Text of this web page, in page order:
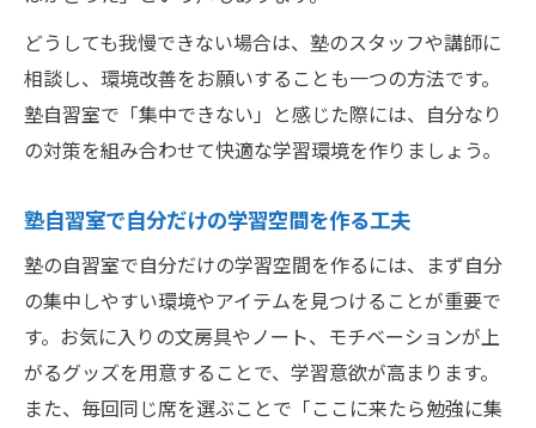
どうしても我慢できない場合は、塾のスタッフや講師に
相談し、環境改善をお願いすることも一つの方法です。
塾自習室で「集中できない」と感じた際には、自分なり
の対策を組み合わせて快適な学習環境を作りましょう。
塾自習室で自分だけの学習空間を作る工夫
塾の自習室で自分だけの学習空間を作るには、まず自分
の集中しやすい環境やアイテムを見つけることが重要で
す。お気に入りの文房具やノート、モチベーションが上
がるグッズを用意することで、学習意欲が高まります。
また、毎回同じ席を選ぶことで「ここに来たら勉強に集